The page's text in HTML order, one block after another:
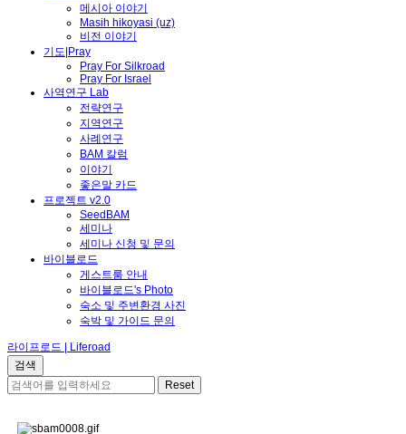
메시아 이야기
Masih hikoyasi (uz)
비전 이야기
기도|Pray
Pray For Silkroad
Pray For Israel
사역연구 Lab
전략연구
지역연구
사례연구
BAM 칼럼
이야기
좋은말 카드
프로젝트 v2.0
SeedBAM
세미나
세미나 신청 및 문의
바이블로드
게스트룸 안내
바이블로드's Photo
숙소 및 주변환경 사진
숙박 및 가이드 문의
라이프로드 | Liferoad